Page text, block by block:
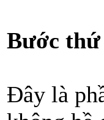
Bước
Đây là